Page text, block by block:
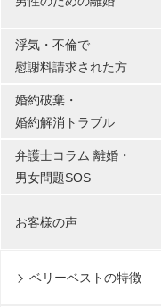
浮気・不倫で
慰謝料請求された方
婚約破棄・
婚約解消トラブル
弁護士コラム 離婚・
男女問題SOS
お客様の声
ベリーベストの特徴